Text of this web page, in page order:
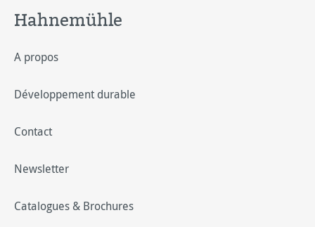
Hahnemühle
A propos
Développement durable
Contact
Newsletter
Catalogues & Brochures